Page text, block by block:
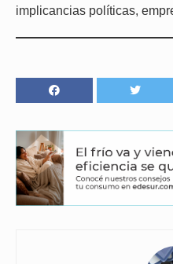
implicancias políticas,